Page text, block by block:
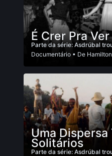
É Crer Pra Ver
Parte da série: Asdrúbal
Documentário • De
Uma
Solitários
Parte da série: Asdrúbal